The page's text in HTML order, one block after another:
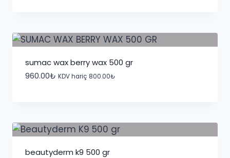
sumac wax berry wax 500 gr
960.00₺ KDV hariç 800.00₺
beautyderm k9 500 gr